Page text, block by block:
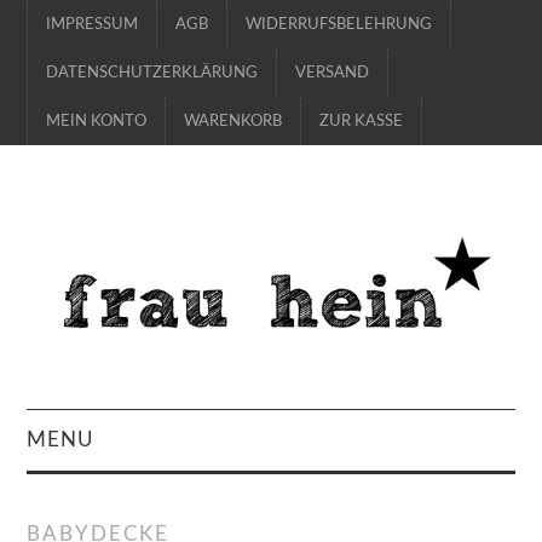
IMPRESSUM AGB WIDERRUFSBELEHRUNG
DATENSCHUTZERKLÄRUNG VERSAND
MEIN KONTO WARENKORB ZUR KASSE
MENU
BABYDECKE